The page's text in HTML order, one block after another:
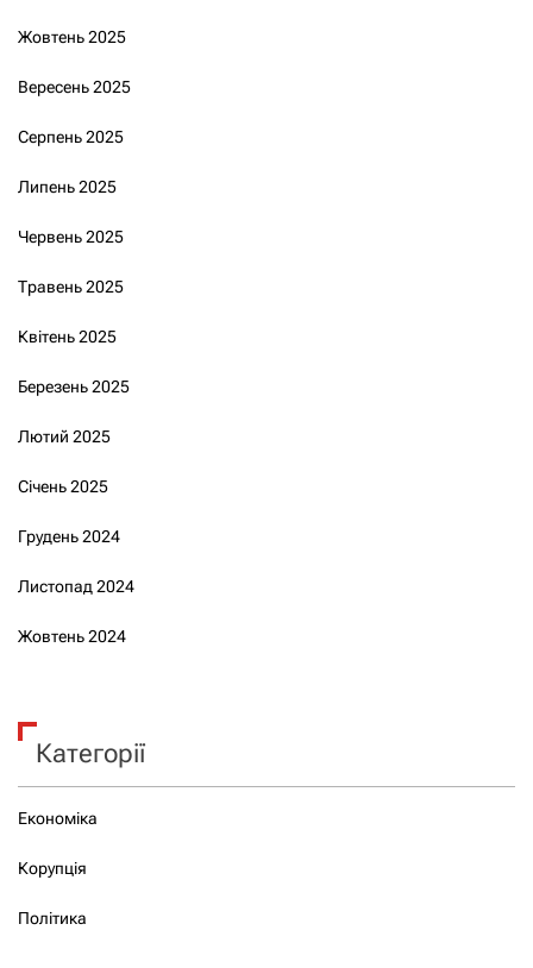
Жовтень 2025
Вересень 2025
Серпень 2025
Липень 2025
Червень 2025
Травень 2025
Квітень 2025
Березень 2025
Лютий 2025
Січень 2025
Грудень 2024
Листопад 2024
Жовтень 2024
Категорії
Економіка
Корупція
Політика